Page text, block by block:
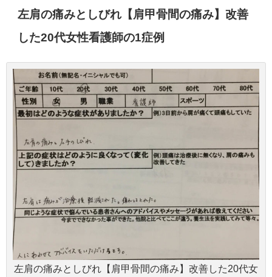
左肩の痛みとしびれ【肩甲骨間の痛み】改善
した20代女性看護師の1症例
左肩の痛みとしびれ【肩甲骨間の痛み】改善した20代女